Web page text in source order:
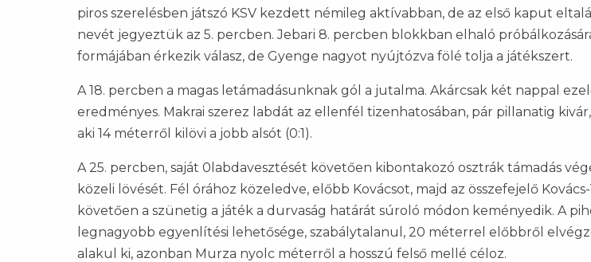
piros szerelésben játszó KSV kezdett némileg aktívabban, de az első kaput
nevét jegyeztük az 5. percben. Jebari 8. percben blokkban elhaló
formájában érkezik válasz, de Gyenge nagyot nyújtózva fölé tolja a játékszert.
A 18. percben a magas letámadásunknak gól a jutalma. Akárcsak két nappal
eredményes. Makrai szerez labdát az ellenfél tizenhatosában, pár pillanatig
aki 14 méterről kilövi a jobb alsót (0:1).
A 25. percben, saját 0labdavesztését követően kibontakozó osztrák támadás
közeli lövését. Fél órához közeledve, előbb Kovácsot, majd az összefejelő
követően a szünetig a játék a durvaság határát súroló módon keményedik. A
legnagyobb egyenlítési lehetősége, szabálytalanul, 20 méterrel előbbről
alakul ki, azonban Murza nyolc méterről a hosszú felső mellé céloz.